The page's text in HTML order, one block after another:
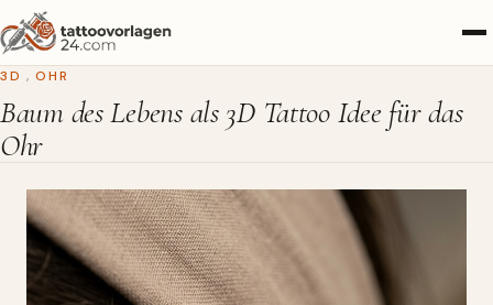
3D , OHR
Baum des Lebens als 3D Tattoo Idee für das
Ohr